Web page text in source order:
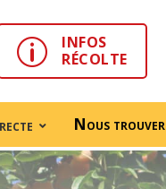
p
INFOS
RÉCOLTE
Nous trouver